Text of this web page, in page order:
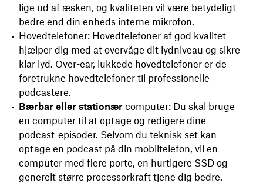
lige ud af æsken, og kvaliteten vil være betydeligt
bedre end din enheds interne mikrofon.
Hovedtelefoner: Hovedtelefoner af god kvalitet
hjælper dig med at overvåge dit lydniveau og sikre
klar lyd. Over-ear, lukkede hovedtelefoner er de
foretrukne hovedtelefoner til professionelle
podcastere.
Bærbar eller stationær computer: Du skal bruge
en computer til at optage og redigere dine
podcast-episoder. Selvom du teknisk set kan
optage en podcast på din mobiltelefon, vil en
computer med flere porte, en hurtigere SSD og
generelt større processorkraft tjene dig bedre.